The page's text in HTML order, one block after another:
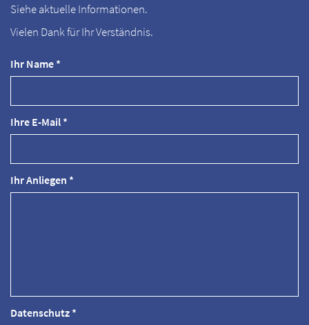
Ihr Name *
Ihre E-Mail *
Ihr Anliegen *
Datenschutz *
Siehe aktuelle Informationen.
Vielen Dank für Ihr Verständnis.